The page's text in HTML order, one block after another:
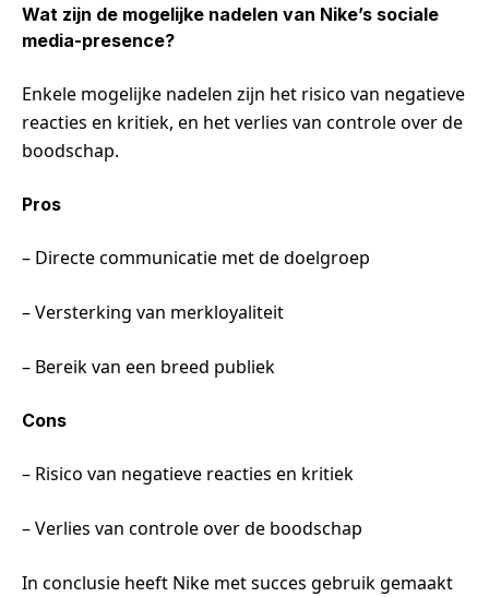
Wat zijn de mogelijke nadelen van Nike’s sociale
media-presence?
Enkele mogelijke nadelen zijn het risico van negatieve
reacties en kritiek, en het verlies van controle over de
boodschap.
Pros
– Directe communicatie met de doelgroep
– Versterking van merkloyaliteit
– Bereik van een breed publiek
Cons
– Risico van negatieve reacties en kritiek
– Verlies van controle over de boodschap
In conclusie heeft Nike met succes gebruik gemaakt